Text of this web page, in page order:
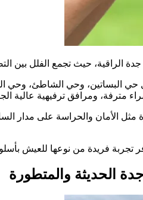
الراقية، حيث تجمع الفلل بين
حي البساتين، وحي الشاطئ، وحي
مترفة، ومرافق ترفيهية عالية
مثل الأمان والحراسة على مدار
تجربة فريدة من نوعها للعيش
الحديثة والمتطورة